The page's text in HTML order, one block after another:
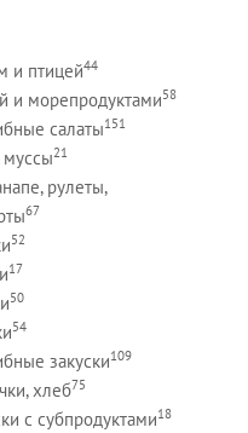
и птицей44
и морепродуктами58
салаты151
муссы21
рулеты,
67
52
17
50
54
закуски109
хлеб75
с субпродуктами18